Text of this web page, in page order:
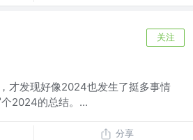
关注
才发现好像2024也发生了挺多事情
2024的总结。...
分享